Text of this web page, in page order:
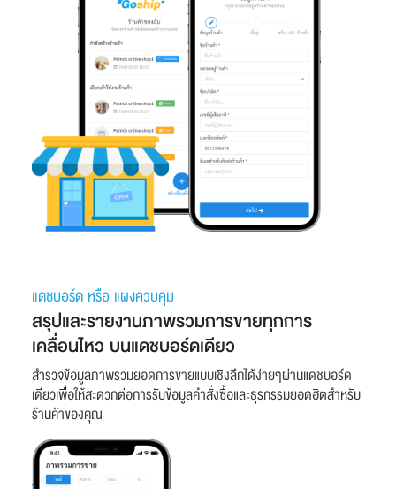
แดชบอร์ด หรือ แผงควบคุม
สรุปและรายงานภาพรวมการขายทุกการ
เคลื่อนไหว บนแดชบอร์ดเดียว
สำรวจข้อมูลภาพรวมยอดการขายแบบเชิงลึกได้ง่ายๆผ่านแดชบอร์ด
เดียวเพื่อให้สะดวกต่อการรับข้อมูลคำสั่งซื้อและธุรกรรมยอดฮิตสำหรับ
ร้านค้าของคุณ